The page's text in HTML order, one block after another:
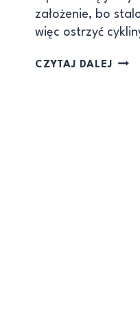
założenie, bo
więc ostrzyć
CZYTAJ DALEJ